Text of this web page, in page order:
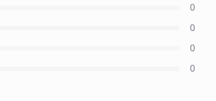
0
0
0
0